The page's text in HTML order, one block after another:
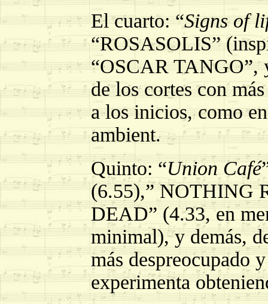
El cuarto: “Signs of
“ROSASOLIS”
“OSCAR TANGO”,
de los cortes con
a los inicios, como
ambient.
Quinto: “Union Café
(6.55),” NOTHING
DEAD” (4.33, en
minimal), y demás,
más despreocupado
experimenta